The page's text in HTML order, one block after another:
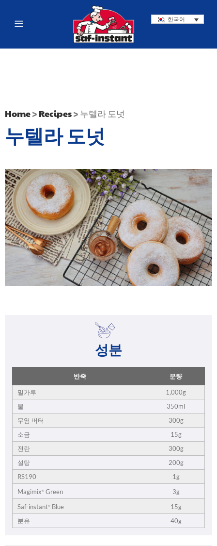
한국어
Home> Recipes> 누텔라 도넛
누텔라 도넛
성분
반죽 분량
밀가루
1,000g
물
350ml
무염 버터
300g
소금
15g
전란
300g
설탕
200g
RS190
1g
Magimix® Green
3g
Saf-instant® Blue
15g
분유
40g